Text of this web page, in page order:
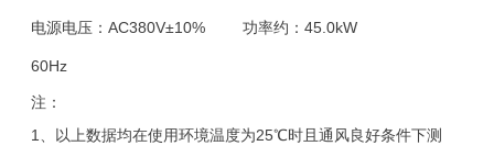
电源电压：AC380V±10%
60Hz
功率约：45.0kW
注：
1、以上数据均在使用环境温度为25℃时且通风良好条件下测